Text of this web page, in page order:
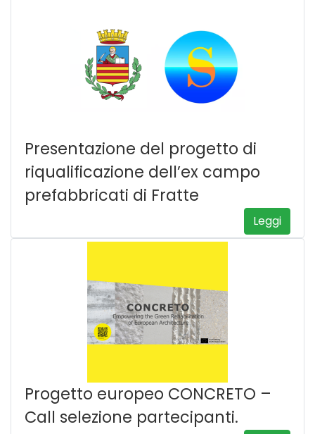
Presentazione del progetto di
riqualificazione dell’ex campo
prefabbricati di Fratte
Leggi
Progetto europeo CONCRETO –
Call selezione partecipanti.